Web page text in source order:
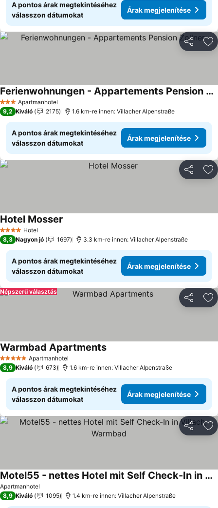
A pontos árak megtekintéséhez
válasszon dátumokat
Árak megjelenítése
3 KategóriaApartmanhotel
Ferienwohnungen - Appartements Pension Zollner
9,2 Kiváló 2175 1.6 km-re innen: Villacher Alpenstraße
A pontos árak megtekintéséhez
válasszon dátumokat
Árak megjelenítése
4 KategóriaHotel
Hotel Mosser
8,3 Nagyon jó 1697 3.3 km-re innen: Villacher Alpenstraße
A pontos árak megtekintéséhez
válasszon dátumokat
Árak megjelenítése
Népszerű választás
5 KategóriaApartmanhotel
Warmbad Apartments
8,9 Kiváló 673 1.6 km-re innen: Villacher Alpenstraße
A pontos árak megtekintéséhez
válasszon dátumokat
Árak megjelenítése
Apartmanhotel
Motel55 - nettes Hotel mit Self Check-In in Villach, Warmbad
8,9 Kiváló 1095 1.4 km-re innen: Villacher Alpenstraße